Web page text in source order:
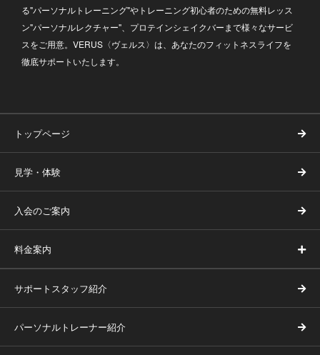
る"パーソナルトレーニング"やトレーニング初心者のための無料レッス
ン"パーソナルレクチャー"、プロテインシェイクバーまで様々なサービ
スをご用意。VERUS〈ヴェルス〉は、あなたのフィットネスライフを
徹底サポートいたします。
トップページ
見学・体験
入会のご案内
料金案内
サポートスタッフ紹介
パーソナルトレーナー紹介